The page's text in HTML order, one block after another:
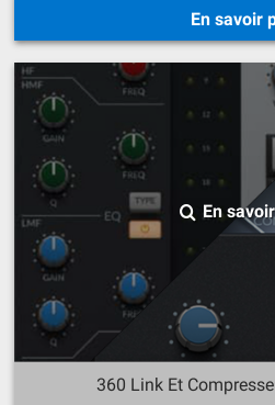
En savoir
En
360 Link Et